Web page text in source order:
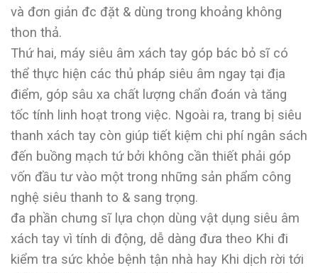
và đơn giản đc đặt & dùng trong khoảng không
thon thả.
Thứ hai, máy siêu âm xách tay góp bác bỏ sĩ có
thể thực hiện các thủ pháp siêu âm ngay tại địa
điểm, góp sâu xa chất lượng chẩn đoán và tăng
tốc tính linh hoạt trong việc. Ngoài ra, trang bị siêu
thanh xách tay còn giúp tiết kiệm chi phí ngân sách
đến buồng mạch tứ bởi không cần thiết phải góp
vốn đầu tư vào một trong những sản phẩm công
nghệ siêu thanh to & sang trọng.
đa phần chưng sĩ lựa chọn dùng vật dụng siêu âm
xách tay vì tính di động, dễ dàng đưa theo Khi đi
kiểm tra sức khỏe bệnh tận nhà hay Khi dịch rời tới